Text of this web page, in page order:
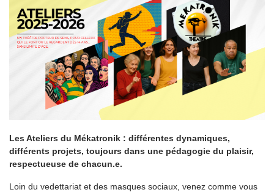
Les Ateliers du Mékatronik : différentes dynamiques,
différents projets, toujours dans une pédagogie du plaisir,
respectueuse de chacun.e.
Loin du vedettariat et des masques sociaux, venez comme vous